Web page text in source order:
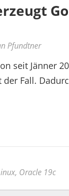
Pfundtner
seit Jänner
Fall.
, Oracle 19c